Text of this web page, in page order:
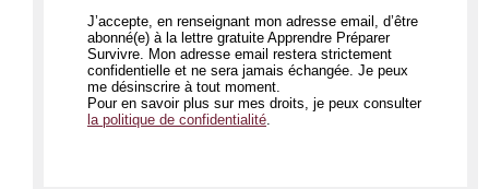
J’accepte, en renseignant mon adresse email, d’être
abonné(e) à la lettre gratuite Apprendre Préparer
Survivre. Mon adresse email restera strictement
confidentielle et ne sera jamais échangée. Je peux
me désinscrire à tout moment.
Pour en savoir plus sur mes droits, je peux consulter
la politique de confidentialité.